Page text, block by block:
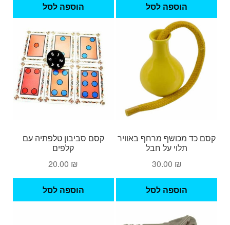
הוספה לסל הוספה לסל
קסם כד מכושף מרחף באוויר
תלוי על חבל
30.00 ₪
הוספה לסל
קסם סביבון טלפתיה עם
קלפים
20.00 ₪
הוספה לסל